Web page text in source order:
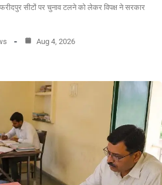
फरीदपुर सीटों पर चुनाव टलने को लेकर विपक्ष ने सरकार
Aug 4, 2026